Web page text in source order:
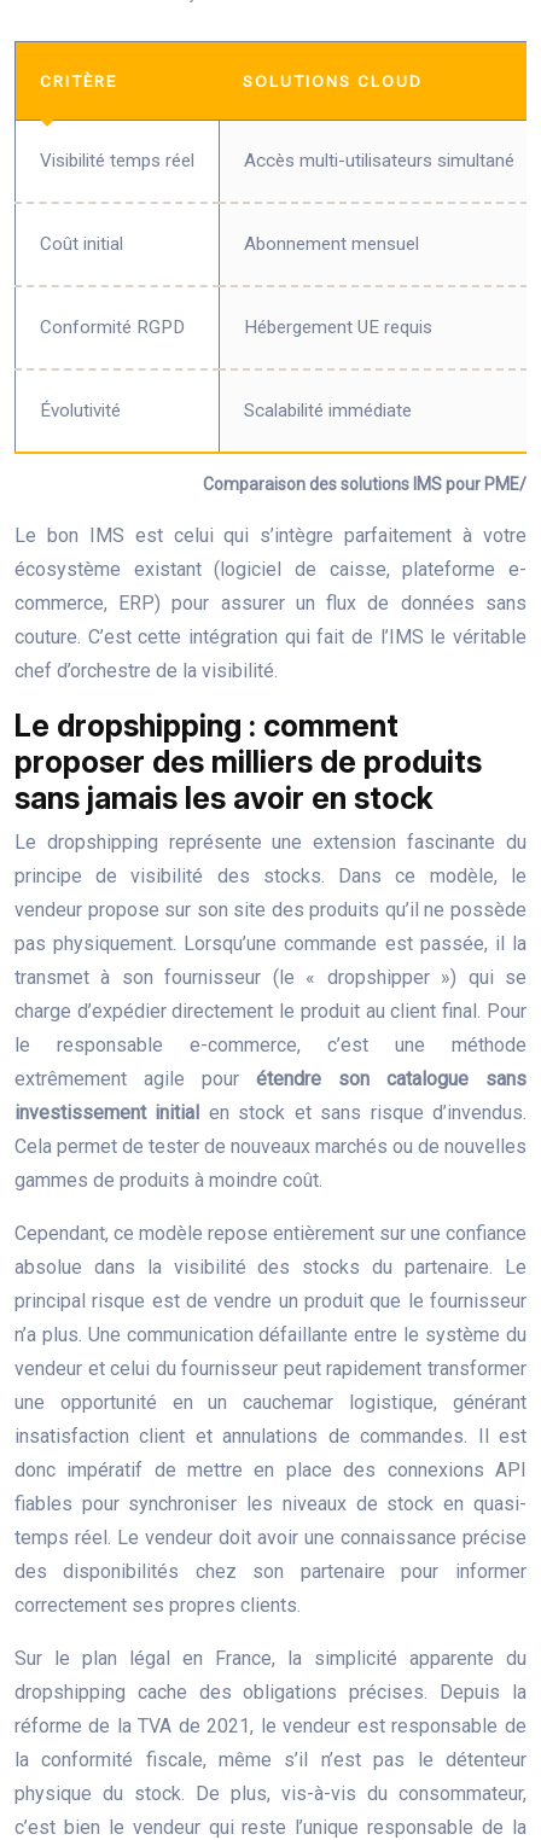
Comparaison des solutions IMS pour PME/
CRITÈRE SOLUTIONS CLOUD
Visibilité temps réel Accès multi-utilisateurs simultané
Coût initial Abonnement mensuel
Conformité RGPD Hébergement UE requis
Évolutivité Scalabilité immédiate
Le bon IMS est celui qui s’intègre parfaitement à votre
écosystème existant (logiciel de caisse, plateforme e-
commerce, ERP) pour assurer un flux de données sans
couture. C’est cette intégration qui fait de l’IMS le véritable
chef d’orchestre de la visibilité.
Le dropshipping : comment
proposer des milliers de produits
sans jamais les avoir en stock
Le dropshipping représente une extension fascinante du
principe de visibilité des stocks. Dans ce modèle, le
vendeur propose sur son site des produits qu’il ne possède
pas physiquement. Lorsqu’une commande est passée, il la
transmet à son fournisseur (le « dropshipper ») qui se
charge d’expédier directement le produit au client final. Pour
le responsable e-commerce, c’est une méthode
extrêmement agile pour étendre son catalogue sans
investissement initial en stock et sans risque d’invendus.
Cela permet de tester de nouveaux marchés ou de nouvelles
gammes de produits à moindre coût.
Cependant, ce modèle repose entièrement sur une confiance
absolue dans la visibilité des stocks du partenaire. Le
principal risque est de vendre un produit que le fournisseur
n’a plus. Une communication défaillante entre le système du
vendeur et celui du fournisseur peut rapidement transformer
une opportunité en un cauchemar logistique, générant
insatisfaction client et annulations de commandes. Il est
donc impératif de mettre en place des connexions API
fiables pour synchroniser les niveaux de stock en quasi-
temps réel. Le vendeur doit avoir une connaissance précise
des disponibilités chez son partenaire pour informer
correctement ses propres clients.
Sur le plan légal en France, la simplicité apparente du
dropshipping cache des obligations précises. Depuis la
réforme de la TVA de 2021, le vendeur est responsable de
la conformité fiscale, même s’il n’est pas le détenteur
physique du stock. De plus, vis-à-vis du consommateur,
c’est bien le vendeur qui reste l’unique responsable de la